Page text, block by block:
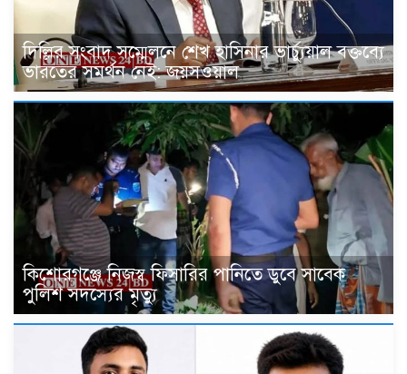
দিল্লির সংবাদ সম্মেলনে শেখ হাসিনার ভার্চ্যুয়াল বক্তব্যে
ভারতের সমর্থন নেই: জয়সওয়াল
কিশোরগঞ্জে নিজস্ব ফিসারির পানিতে ডুবে সাবেক
পুলিশ সদস্যের মৃত্যু